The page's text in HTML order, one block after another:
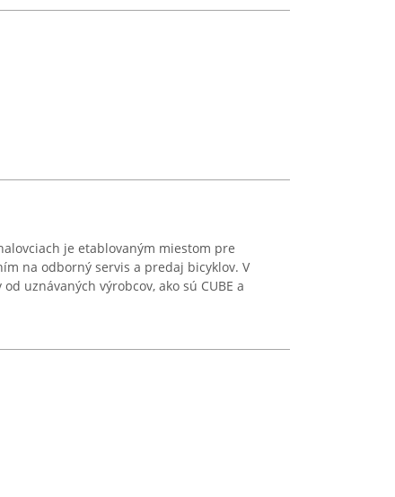
je etablovaným miestom pre
na odborný servis a predaj bicyklov. V
uznávaných výrobcov, ako sú CUBE a